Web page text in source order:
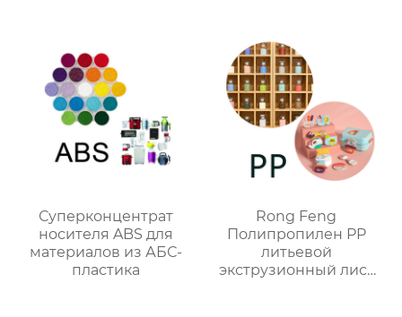
Суперконцентрат
носителя ABS для
материалов из АБС-
пластика
Rong Feng
Полипропилен PP
литьевой
экструзионный лист